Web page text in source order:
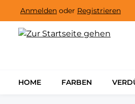
Hauptinhalt springen
Zur Suche springen
Zur Hauptnavigation springen
Anmelden oder Registrieren
HOME FARBEN